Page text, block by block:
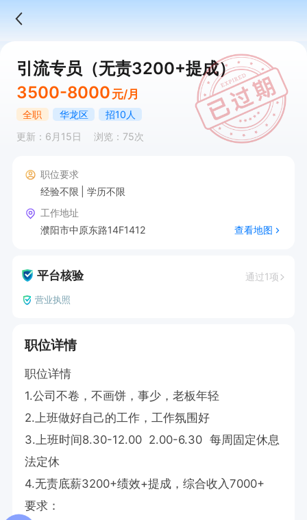
引流专员（无责3200+提成）
3500-8000 元/月
全职 华龙区
招10人
更新：6月15日
浏览：75次
职位要求
经验不限
学历不限
工作地址
濮阳市中原东路14F1412
查看地图
平台核验 通过1项
营业执照
职位详情
职位详情
1.公司不卷，不画饼，事少，老板年轻
2.上班做好自己的工作，工作氛围好
3.上班时间8.30-12.00  2.00-6.30  每周固定休息
法定休
4.无责底薪3200+绩效+提成，综合收入7000+
要求：